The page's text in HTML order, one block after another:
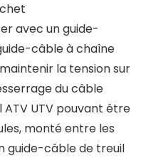
avec un guide-
câble à chaîne
la tension sur
du câble
UTV pouvant être
monté entre les
guide-câble de treuil